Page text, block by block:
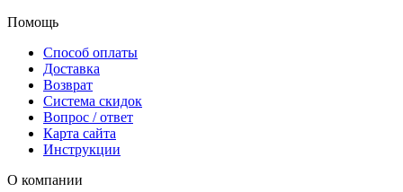
Помощь
Способ оплаты
Доставка
Возврат
Система скидок
Вопрос / ответ
Карта сайта
Инструкции
О компании